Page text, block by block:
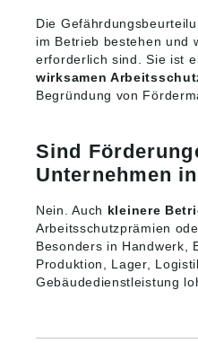
Die
im Betrieb bestehen und
erforderlich sind. Sie ist
wirksamen
Begründung von
Sind
Unternehmen
Nein. Auch kleinere
Arbeitsschutzprämien
Besonders in Handwerk,
Produktion, Lager,
Gebäudedienstleistung